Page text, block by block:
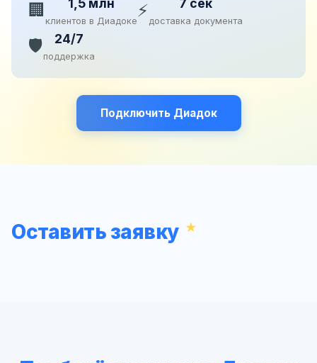
🏢 1,5 млн
клиентов в Диадоке⚡ 7 сек
доставка документа
🛡️ 24/7
поддержка
Подключить Диадок
Оставить заявку